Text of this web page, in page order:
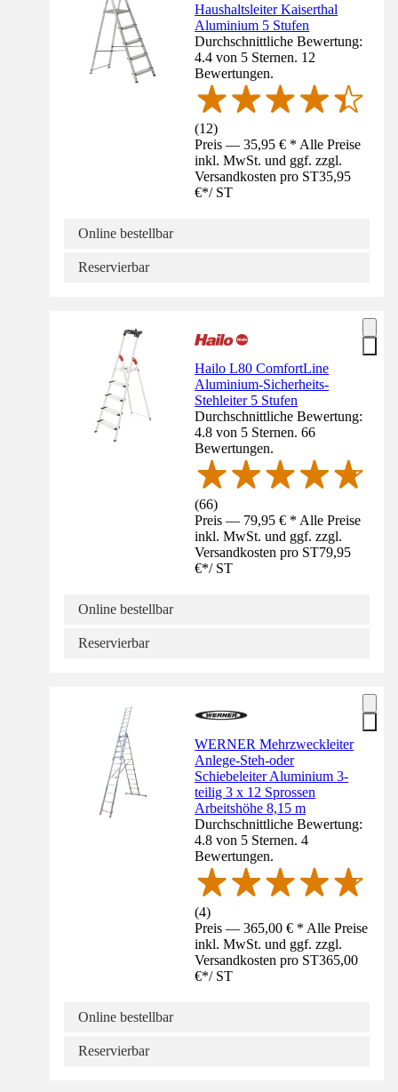
Haushaltsleiter Kaiserthal
Aluminium 5 Stufen
Durchschnittliche Bewertung:
4.4 von 5 Sternen. 12
Bewertungen.
(12)
Preis — 35,95 € * Alle Preise
inkl. MwSt. und ggf. zzgl.
Versandkosten pro ST35,95
€*/ ST
Online bestellbar
Reservierbar
Hailo L80 ComfortLine
Aluminium-Sicherheits-
Stehleiter 5 Stufen
Durchschnittliche Bewertung:
4.8 von 5 Sternen. 66
Bewertungen.
(66)
Preis — 79,95 € * Alle Preise
inkl. MwSt. und ggf. zzgl.
Versandkosten pro ST79,95
€*/ ST
Online bestellbar
Reservierbar
WERNER Mehrzweckleiter
Anlege-Steh-oder
Schiebeleiter Aluminium 3-
teilig 3 x 12 Sprossen
Arbeitshöhe 8,15 m
Durchschnittliche Bewertung:
4.8 von 5 Sternen. 4
Bewertungen.
(4)
Preis — 365,00 € * Alle Preise
inkl. MwSt. und ggf. zzgl.
Versandkosten pro ST365,00
€*/ ST
Online bestellbar
Reservierbar